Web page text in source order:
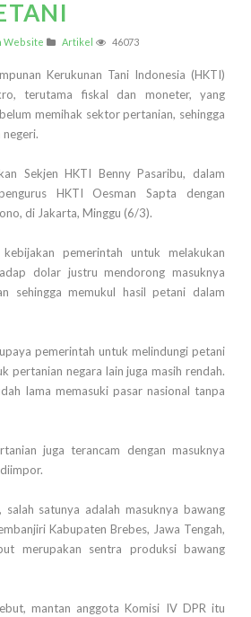
Website Artikel 46073
Kerukunan Tani Indonesia (HKTI)
terutama fiskal dan moneter, yang
memihak sektor pertanian, sehingga
Sekjen HKTI Benny Pasaribu, dalam
HKTI Oesman Sapta dengan
di Jakarta, Minggu (6/3).
pemerintah untuk melakukan
dolar justru mendorong masuknya
sehingga memukul hasil petani dalam
pemerintah untuk melindungi petani
pertanian negara lain juga masih rendah.
lama memasuki pasar nasional tanpa
juga terancam dengan masuknya
salah satunya adalah masuknya bawang
Kabupaten Brebes, Jawa Tengah,
merupakan sentra produksi bawang
mantan anggota Komisi IV DPR itu